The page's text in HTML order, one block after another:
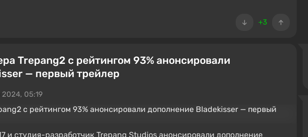
+3
Trepang2 с рейтингом 93% анонсировали
— первый трейлер
05:19
и студия-разработчик Trepang Studios анонсировали дополнение